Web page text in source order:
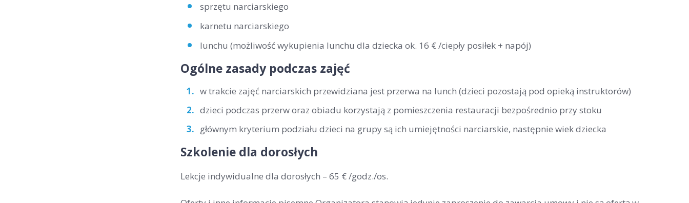
sprzętu narciarskiego
karnetu narciarskiego
lunchu (możliwość wykupienia lunchu dla dziecka ok. 16 € /ciepły posiłek + napój)
Ogólne zasady podczas zajęć
w trakcie zajęć narciarskich przewidziana jest przerwa na lunch (dzieci pozostają pod opieką instruktorów)
dzieci podczas przerw oraz obiadu korzystają z pomieszczenia restauracji bezpośrednio przy stoku
głównym kryterium podziału dzieci na grupy są ich umiejętności narciarskie, następnie wiek dziecka
Szkolenie dla dorosłych
Lekcje indywidualne dla dorosłych – 65 € /godz./os.